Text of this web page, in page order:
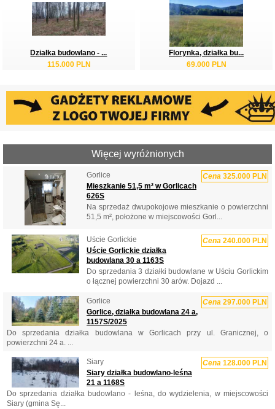
Działka budowlano - ...
115.000 PLN
Florynka, działka bu...
69.000 PLN
Więcej wyróżnionych
Gorlice Cena 325.000 PLN
Mieszkanie 51,5 m² w Gorlicach
626S
Na sprzedaż dwupokojowe mieszkanie o powierzchni
51,5 m², położone w miejscowości Gorl...
Uście Gorlickie Cena 240.000 PLN
Uście Gorlickie działka
budowlana 30 a 1163S
Do sprzedania 3 działki budowlane w Uściu Gorlickim
o łącznej powierzchni 30 arów. Dojazd ...
Gorlice Cena 297.000 PLN
Gorlice, działka budowlana 24 a,
1157S/2025
Do sprzedania działka budowlana w Gorlicach przy ul. Granicznej, o
powierzchni 24 a. ...
Siary Cena 128.000 PLN
Siary działka budowlano-leśna
21 a 1168S
Do sprzedania działka budowlano - leśna, do wydzielenia, w miejscowości
Siary (gmina Sę...